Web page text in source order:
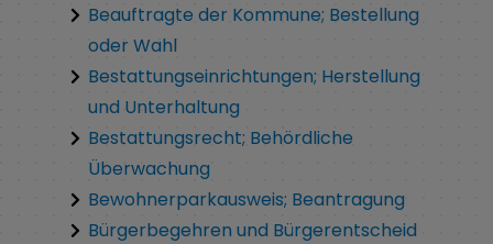
Beauftragte der Kommune; Bestellung
oder Wahl
Bestattungseinrichtungen; Herstellung
und Unterhaltung
Bestattungsrecht; Behördliche
Überwachung
Bewohnerparkausweis; Beantragung
Bürgerbegehren und Bürgerentscheid